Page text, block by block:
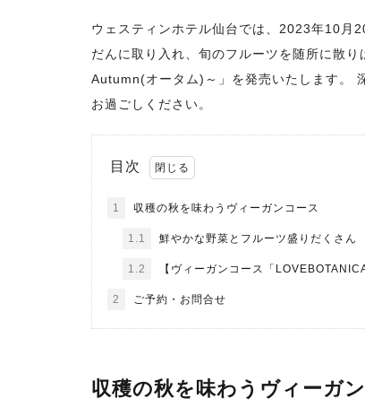
ウェスティンホテル仙台では、2023年10月
だんに取り入れ、旬のフルーツを随所に散
Autumn(オータム)～」を発売いたします。
お過ごしください。
目次
1 収穫の秋を味わうヴィーガンコース
1.1 鮮やかな野菜とフルーツ盛りだくさん
1.2 【ヴィーガンコース「
2 ご予約・お問合せ
収穫の秋を味わうヴィーガ